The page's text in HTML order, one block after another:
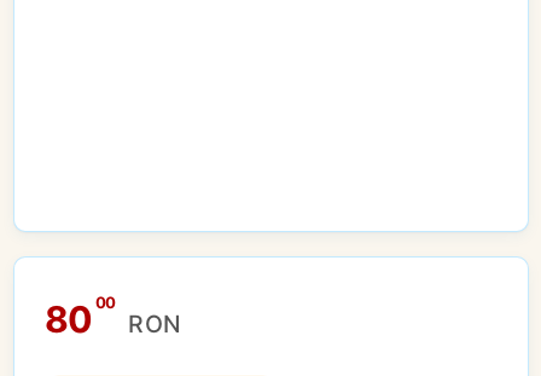
8000
RON